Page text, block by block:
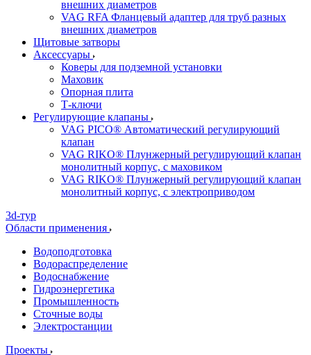
внешних диаметров
VAG RFA Фланцевый адаптер для труб разных
внешних диаметров
Щитовые затворы
Аксессуары
Коверы для подземной установки
Маховик
Опорная плита
Т-ключи
Регулирующие клапаны
VAG PICO® Автоматический регулирующий
клапан
VAG RIKO® Плунжерный регулирующий клапан
монолитный корпус, с маховиком
VAG RIKO® Плунжерный регулирующий клапан
монолитный корпус, с электроприводом
3d-тур
Области применения
Водоподготовка
Водораспределение
Водоснабжение
Гидроэнергетика
Промышленность
Сточные воды
Электростанции
Проекты